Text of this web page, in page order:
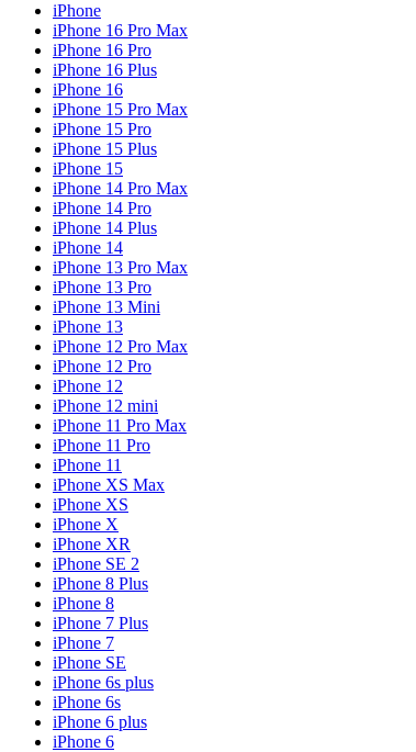
iPhone
iPhone 16 Pro Max
iPhone 16 Pro
iPhone 16 Plus
iPhone 16
iPhone 15 Pro Max
iPhone 15 Pro
iPhone 15 Plus
iPhone 15
iPhone 14 Pro Max
iPhone 14 Pro
iPhone 14 Plus
iPhone 14
iPhone 13 Pro Max
iPhone 13 Pro
iPhone 13 Mini
iPhone 13
iPhone 12 Pro Max
iPhone 12 Pro
iPhone 12
iPhone 12 mini
iPhone 11 Pro Max
iPhone 11 Pro
iPhone 11
iPhone XS Max
iPhone XS
iPhone X
iPhone XR
iPhone SE 2
iPhone 8 Plus
iPhone 8
iPhone 7 Plus
iPhone 7
iPhone SE
iPhone 6s plus
iPhone 6s
iPhone 6 plus
iPhone 6